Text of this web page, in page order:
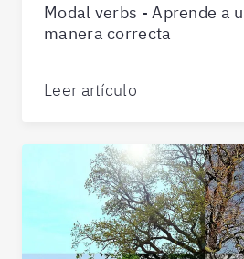
Modal verbs - Aprende a
manera correcta
Leer artículo